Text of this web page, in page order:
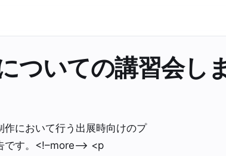
ついての講習会し
において行う出展時向けのプ
です。<!–more–> <p